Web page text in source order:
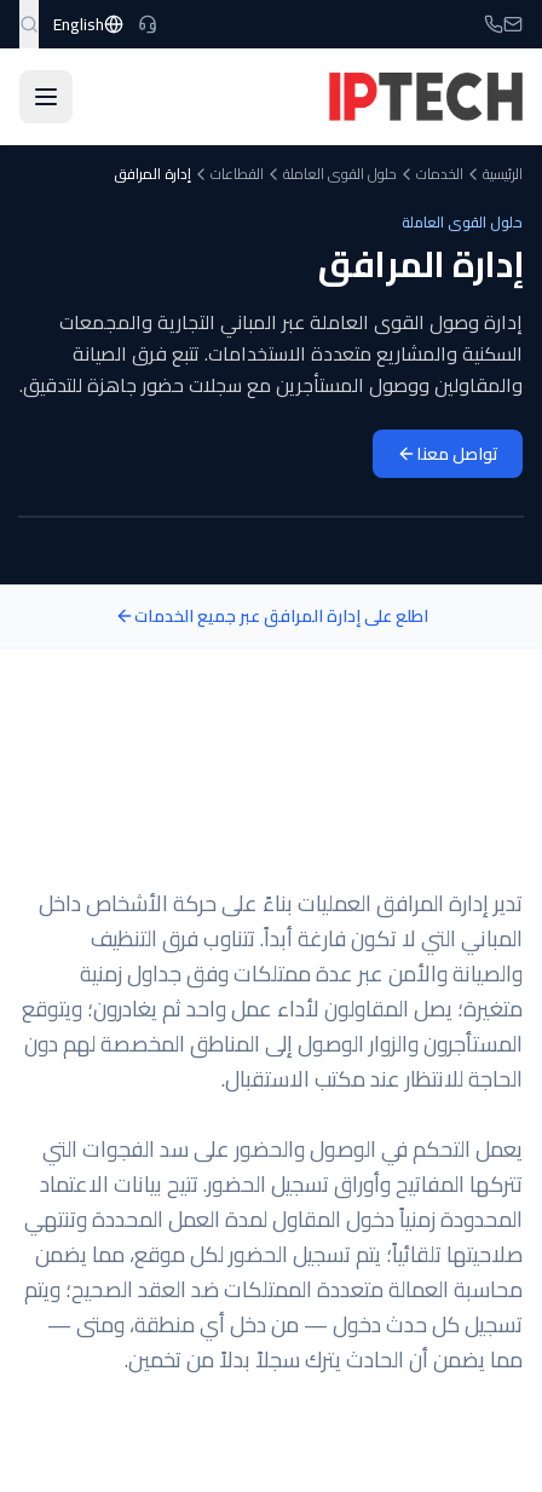
انتقل إلى المحتوى الرئيسي English
الرئيسية الخدمات حلول القوى العاملة القطاعات
إدارة المرافق
حلول القوى العاملة
إدارة المرافق
إدارة وصول القوى العاملة عبر المباني التجارية والمجمعات
السكنية والمشاريع متعددة الاستخدامات. تتبع فرق الصيانة
والمقاولين ووصول المستأجرين مع سجلات حضور جاهزة للتدقيق.
تواصل معنا
اطلع على إدارة المرافق عبر جميع الخدمات
تدير إدارة المرافق العمليات بناءً على حركة الأشخاص داخل
المباني التي لا تكون فارغة أبداً. تتناوب فرق التنظيف
والصيانة والأمن عبر عدة ممتلكات وفق جداول زمنية
متغيرة؛ يصل المقاولون لأداء عمل واحد ثم يغادرون؛ ويتوقع
المستأجرون والزوار الوصول إلى المناطق المخصصة لهم دون
يعمل التحكم في الوصول والحضور على سد الفجوات التي
تتركها المفاتيح وأوراق تسجيل الحضور. تتيح بيانات الاعتماد
المحدودة زمنياً دخول المقاول لمدة العمل المحددة وتنتهي
صلاحيتها تلقائياً؛ يتم تسجيل الحضور لكل موقع، مما يضمن
محاسبة العمالة متعددة الممتلكات ضد العقد الصحيح؛ ويتم
تسجيل كل حدث دخول — من دخل أي منطقة، ومتى —
مما يضمن أن الحادث يترك سجلاً بدلاً من تخمين.